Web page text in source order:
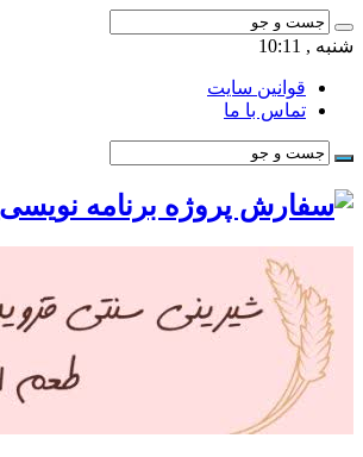
شنبه , 10:11
قوانین سایت
تماس با ما